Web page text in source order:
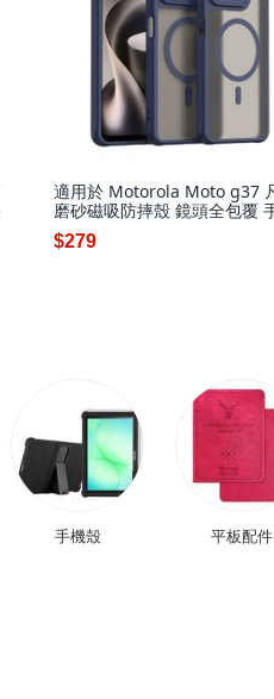
適用於 Motorola Moto g37
磨砂磁吸防摔殼 鏡頭全包覆
殼
$279
手機殼 平板配件